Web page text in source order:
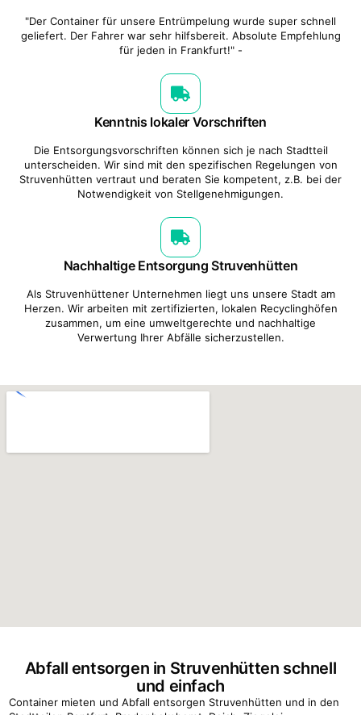
"Der Container für unsere Entrümpelung wurde super schnell
geliefert. Der Fahrer war sehr hilfsbereit. Absolute Empfehlung
für jeden in Frankfurt!" -
Kenntnis lokaler Vorschriften
Die Entsorgungsvorschriften können sich je nach Stadtteil
unterscheiden. Wir sind mit den spezifischen Regelungen von
Struvenhütten vertraut und beraten Sie kompetent, z.B. bei der
Notwendigkeit von Stellgenehmigungen.
Nachhaltige Entsorgung Struvenhütten
Als Struvenhüttener Unternehmen liegt uns unsere Stadt am
Herzen. Wir arbeiten mit zertifizierten, lokalen Recyclinghöfen
zusammen, um eine umweltgerechte und nachhaltige
Verwertung Ihrer Abfälle sicherzustellen.
Abfall entsorgen in Struvenhütten schnell
und einfach
Container mieten und Abfall entsorgen Struvenhütten und in den